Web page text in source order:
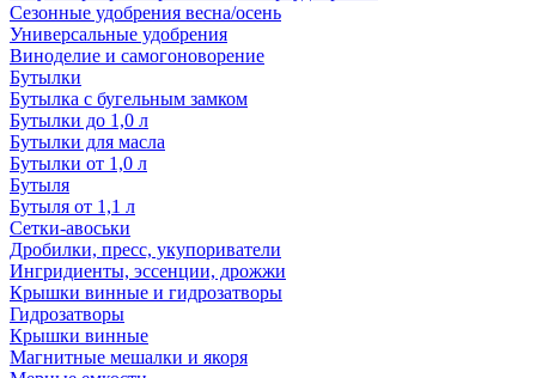
Сезонные удобрения весна/осень
Универсальные удобрения
Виноделие и самогоноворение
Бутылки
Бутылка с бугельным замком
Бутылки до 1,0 л
Бутылки для масла
Бутылки от 1,0 л
Бутыля
Бутыля от 1,1 л
Сетки-авоськи
Дробилки, пресс, укупориватели
Ингридиенты, эссенции, дрожжи
Крышки винные и гидрозатворы
Гидрозатворы
Крышки винные
Магнитные мешалки и якоря